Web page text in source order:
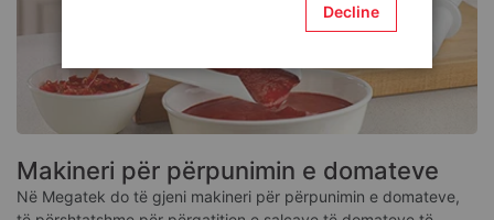
Makineri për përpunimin e domateve
Në Megatek do të gjeni makineri për përpunimin e domateve,
Decline